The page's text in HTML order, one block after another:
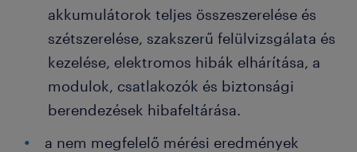
akkumulátorok teljes összeszerelése és
szétszerelése, szakszerű felülvizsgálata és
kezelése, elektromos hibák elhárítása, a
modulok, csatlakozók és biztonsági
berendezések hibafeltárása.
a nem megfelelő mérési eredmények